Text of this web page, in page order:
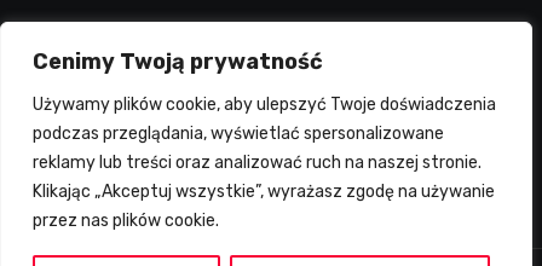
Cenimy Twoją prywatność
Używamy plików cookie, aby ulepszyć Twoje doświadczenia
podczas przeglądania, wyświetlać spersonalizowane
reklamy lub treści oraz analizować ruch na naszej stronie.
Klikając „Akceptuj wszystkie”, wyrażasz zgodę na używanie
przez nas plików cookie.
Reklamy i współprace
Prawa autorskie
Polityka Prywatności